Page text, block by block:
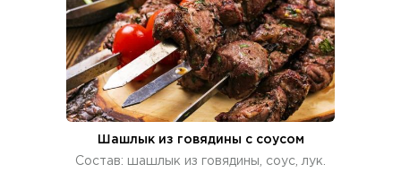
Шашлык из говядины с соусом
Состав: шашлык из говядины, соус, лук.